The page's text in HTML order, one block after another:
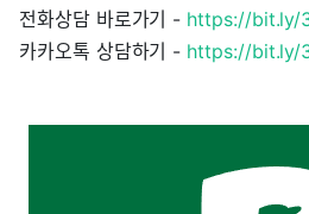
전화상담 바로가기 - https://bit.ly/
카카오톡 상담하기 - https://bit.ly/